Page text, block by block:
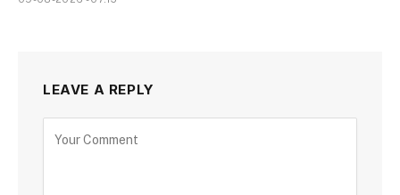
LEAVE A REPLY